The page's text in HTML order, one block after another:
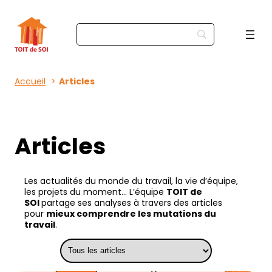
Accueil Articles
Articles
Les actualités du monde du travail, la vie d’équipe,
les projets du moment… L’équipe TOIT de
SOIpartage ses analyses à travers des articles
pour mieux comprendre les mutations du
travail.